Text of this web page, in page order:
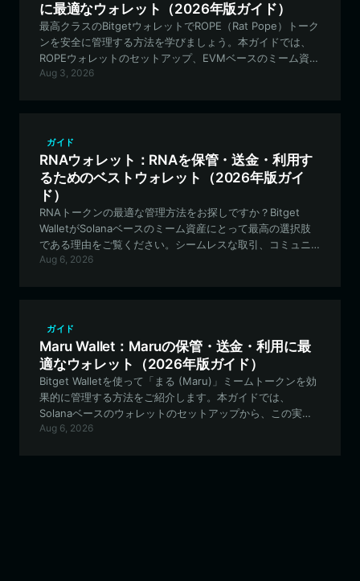
に最適なウォレット（2026年版ガイド）
最高クラスのBitgetウォレットでROPE（Rat Pope）トーク
ンを安全に管理する方法を学びましょう。本ガイドでは、
ROPEウォレットのセットアップ、EVMベースのミーム資産
の管理、そしてRat Popeコミュニティエコシステムへの参
Aug 3, 2026
ガイド
RNAウォレット：RNAを保管・送金・利用す
るためのベストウォレット（2026年版ガイ
ド）
RNAトークンの最適な管理方法をお探しですか？Bitget
WalletがSolanaベースのミーム資産にとって最高の選択肢
である理由をご覧ください。シームレスな取引、コミュニ
ティガバナンス、そしてRNA保有資産のための堅牢なセキ
Aug 6, 2026
ガイド
Maru Wallet：Maruの保管・送金・利用に最
適なウォレット（2026年版ガイド）
Bitget Walletを使って「まる (Maru)」ミームトークンを効
果的に管理する方法をご紹介します。本ガイドでは、
Solanaベースのウォレットのセットアップから、この実験
的なPFPプロジェクト独自の機能を活用する方法まで、すべ
Aug 6, 2026